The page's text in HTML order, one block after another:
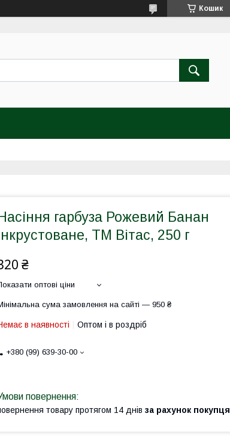
Кошик
гарбуза Рожевий Банан
ТМ Вітас, 250 г
₴
оптові ціни
сума замовлення на сайті — 950 ₴
в наявності Оптом і в роздріб
+380 (99) 639-30-00
товару протягом 14 днів за рахунок покупця